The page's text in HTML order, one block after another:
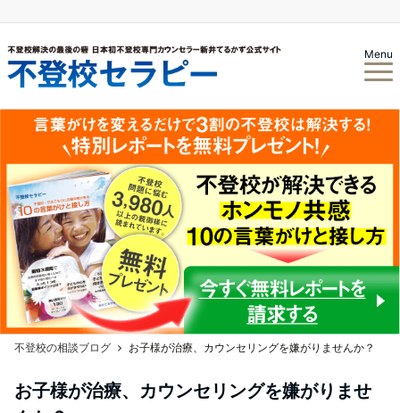
Menu
不登校の相談ブログ お子様が治療、カウンセリングを嫌がりませんか？
お子様が治療、カウンセリングを嫌がりませ